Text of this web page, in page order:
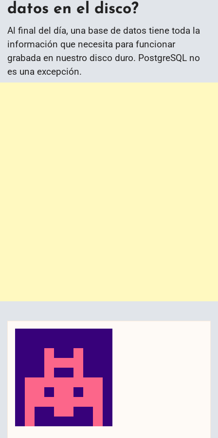
datos en el disco?
Al final del día, una base de datos tiene toda la
información que necesita para funcionar
grabada en nuestro disco duro. PostgreSQL no
es una excepción.